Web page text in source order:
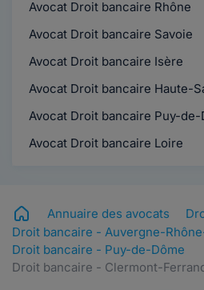
Avocat Droit bancaire Rhône
Avocat Droit bancaire Savoie
Avocat Droit bancaire Isère
Avocat Droit bancaire Haute-
Avocat Droit bancaire Puy-de-
Avocat Droit bancaire Loire
Annuaire des avocats
Droit bancaire - Auvergne-
Droit bancaire - Puy-de-Dôme
Droit bancaire - Clermont-